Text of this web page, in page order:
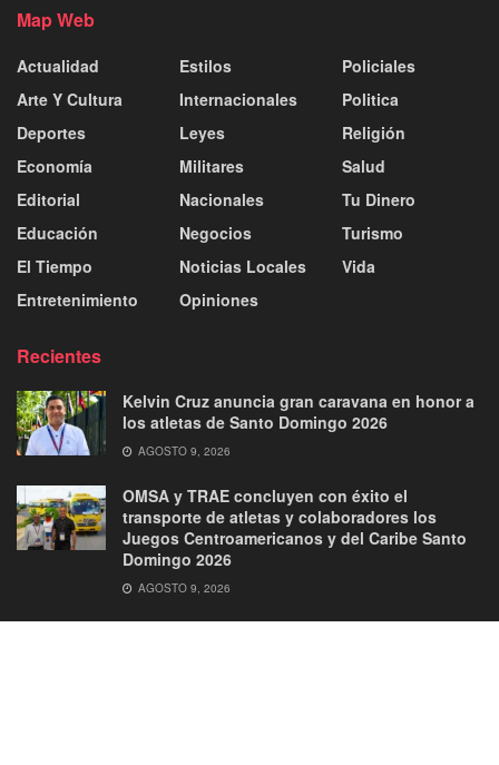
Map Web
Actualidad
Arte Y Cultura
Deportes
Economía
Editorial
Educación
El Tiempo
Entretenimiento
Estilos
Internacionales
Leyes
Militares
Nacionales
Negocios
Noticias Locales
Opiniones
Policiales
Politica
Religión
Salud
Tu Dinero
Turismo
Vida
Recientes
Kelvin Cruz anuncia gran caravana en honor a
los atletas de Santo Domingo 2026
AGOSTO 9, 2026
OMSA y TRAE concluyen con éxito el
transporte de atletas y colaboradores los
Juegos Centroamericanos y del Caribe Santo
Domingo 2026
AGOSTO 9, 2026